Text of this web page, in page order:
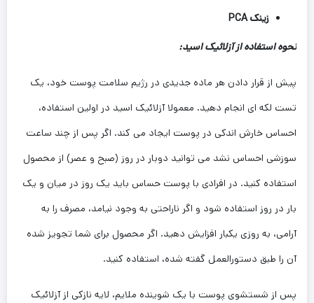
زینک PCA
نحوه استفاده از آزلائیک اسید:
پیش از قرار دادن هر ماده جدیدی در رژیم سلامت پوست خود، یک
تست لکه ‌ای انجام دهید. معمولا آزلائیک اسید در اولین استفاده،
احساس خارش اندکی در پوست ایجاد می ‌کند. اگر پس از چند ساعت
سوزشی احساس نشد می ‌توانید دوبار در روز (صبح و عصر) از محصول
استفاده کنید. در افرادی با پوست حساس باید یک روز در میان و یک
بار در روز استفاده شود و اگر ناراحتی به وجود نیامد، مصرف را به
آرامی، به روزی یکبار افزایش دهید. اگر محصول برای شما تجویز شده
آن را طبق دستورالعمل گفته شده، استفاده کنید.
پس از شستشوی پوست با یک شوینده‌ ملایم، لایه نازکی از آزلائیک